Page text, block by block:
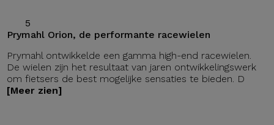
5
Prymahl Orion, de performante racewielen
Prymahl ontwikkelde een gamma high-end racewielen.
De wielen zijn het resultaat van jaren ontwikkelingswerk
om fietsers de best mogelijke sensaties te bieden. D
[Meer zien]